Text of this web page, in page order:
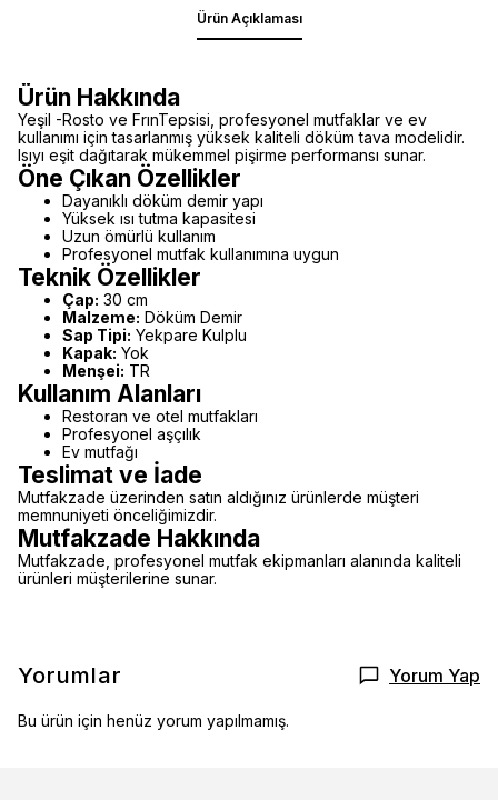
Ürün Açıklaması
Ürün Hakkında
Yeşil -Rosto ve FrınTepsisi, profesyonel mutfaklar ve ev
kullanımı için tasarlanmış yüksek kaliteli döküm tava modelidir.
Isıyı eşit dağıtarak mükemmel pişirme performansı sunar.
Öne Çıkan Özellikler
Dayanıklı döküm demir yapı
Yüksek ısı tutma kapasitesi
Uzun ömürlü kullanım
Profesyonel mutfak kullanımına uygun
Teknik Özellikler
Çap: 30 cm
Malzeme: Döküm Demir
Sap Tipi: Yekpare Kulplu
Kapak: Yok
Menşei: TR
Kullanım Alanları
Restoran ve otel mutfakları
Profesyonel aşçılık
Ev mutfağı
Teslimat ve İade
Mutfakzade üzerinden satın aldığınız ürünlerde müşteri
memnuniyeti önceliğimizdir.
Mutfakzade Hakkında
Mutfakzade, profesyonel mutfak ekipmanları alanında kaliteli
ürünleri müşterilerine sunar.
Yorumlar Yorum Yap
Bu ürün için henüz yorum yapılmamış.